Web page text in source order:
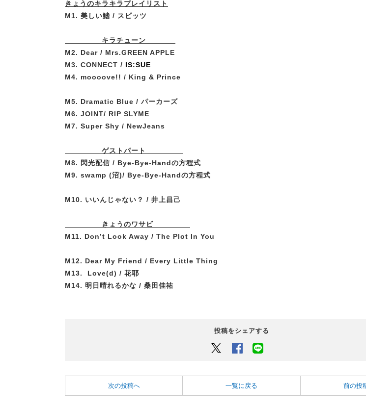
きょうのキラキラプレイリスト
M1. 美しい鰭 / スピッツ
キラチューン
M2. Dear / Mrs.GREEN APPLE
M3. CONNECT / IS:SUE
M4. moooove!! / King & Prince
M5. Dramatic Blue / パーカーズ
M6. JOINT/ RIP SLYME
M7. Super Shy / NewJeans
ゲストパート
M8. 閃光配信 / Bye-Bye-Handの方程式
M9. swamp (沼)/ Bye-Bye-Handの方程式
M10. いいんじゃない？ / 井上昌己
きょうのワサビ
M11. Don’t Look Away / The Plot In You
M12. Dear My Friend / Every Little Thing
M13. Love(d) / 花耶
M14. 明日晴れるかな / 桑田佳祐
投稿をシェアする
Twitter Facebook
次の投稿へ 一覧に戻る 前の投